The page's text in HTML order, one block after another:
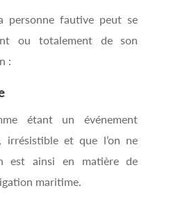
personne fautive peut se
ou totalement de son
:
étant un événement
irrésistible et que l’on ne
est ainsi en matière de
maritime.